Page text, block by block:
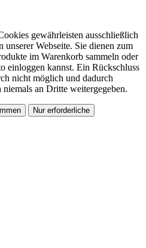
gewährleisten ausschließlich
unserer Webseite. Sie dienen zum
im Warenkorb sammeln oder
einloggen kannst. Ein Rückschluss
nicht möglich und dadurch
an Dritte weitergegeben.
Nur erforderliche